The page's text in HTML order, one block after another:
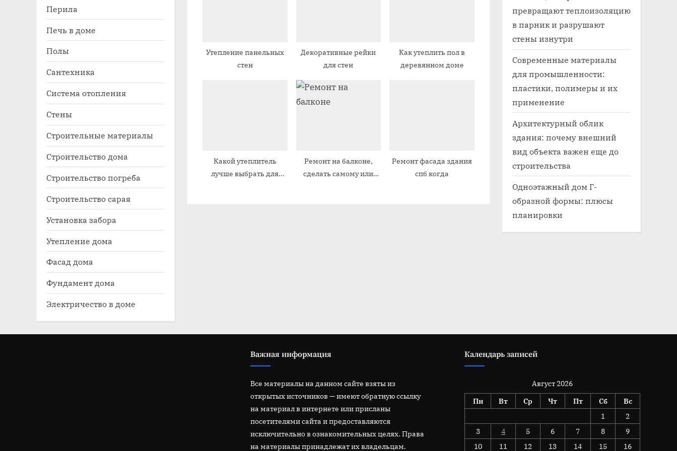
п
Утепление панельных
стен
Декоративные рейки
для стен
Как утеплить пол в
деревянном доме
Какой утеплитель
лучше выбрать для
Ремонт на балконе,
сделать самому или
Ремонт фасада здания
спб когда
Перила
Печь в доме
Полы
Сантехника
Система отопления
Стены
Строительные материалы
Строительство дома
Строительство погреба
Строительство сарая
Установка забора
Утепление дома
Фасад дома
Фундамент дома
Электричество в доме
превращают теплоизоляцию
в парник и разрушают
стены изнутри
Современные материалы
для промышленности:
пластики, полимеры и их
применение
Архитектурный облик
здания: почему внешний
вид объекта важен еще до
строительства
Одноэтажный дом Г-
образной формы: плюсы
планировки
Важная информация
Все материалы на данном сайте взяты из
открытых источников — имеют обратную ссылку
на материал в интернете или присланы
посетителями сайта и предоставляются
исключительно в ознакомительных целях. Права
на материалы принадлежат их владельцам.
Календарь записей
Август 2026
Пн
Вт Ср Чт Пт Сб
Вс
1
2
3
4 5 6 7 8
9
10
11 12 13 14 15 16